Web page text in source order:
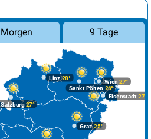
Morgen 9 Tage
Graz25°
Linz28°
Salzburg27°
Wien 27°
Eisenstadt 27°
Sankt Pölten 26°